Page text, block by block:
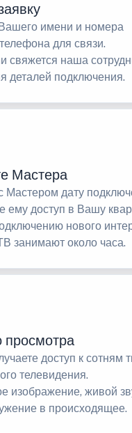
имени и номера
для связи.
свяжется наша
деталей подключения.
Мастера
Мастером дату
ему доступ в Вашу
нового
занимают около часа.
просмотра
доступ к сотням
телевидения.
изображение, живой
в происходящее.